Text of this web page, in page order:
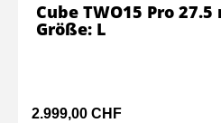
2.999,00 CHF
Cube TWO15 Pro
Größe: L